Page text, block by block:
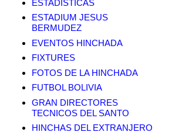
ESTADISTICAS
ESTADIUM JESUS
BERMUDEZ
EVENTOS HINCHADA
FIXTURES
FOTOS DE LA HINCHADA
FUTBOL BOLIVIA
GRAN DIRECTORES
TECNICOS DEL SANTO
HINCHAS DEL EXTRANJERO